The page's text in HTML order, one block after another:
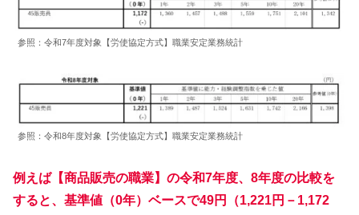
参照：令和7年度対象【労使協定方式】職業安定業務統計
参照：令和8年度対象【労使協定方式】職業安定業務統計
例えば【商品販売の職業】の令和7年度、8年度の比較を
すると、基準値（0年）ベースで49円（1,221円－1,172